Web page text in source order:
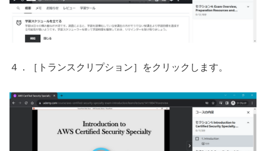
４．［トランスクリプション］をクリックします。